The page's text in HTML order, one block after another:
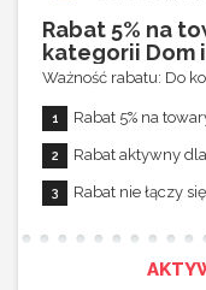
Rabat 5% na
kategorii Dom
Ważność rabatu: Do
Rabat 5% na
Rabat aktywny
Rabat nie łączy